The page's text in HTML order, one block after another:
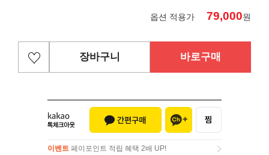
옵션 적용가 79,000원
장바구니 바로구매
이벤트 페이포인트 적립 혜택 2배 UP!